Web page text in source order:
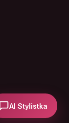
AI Stylistka